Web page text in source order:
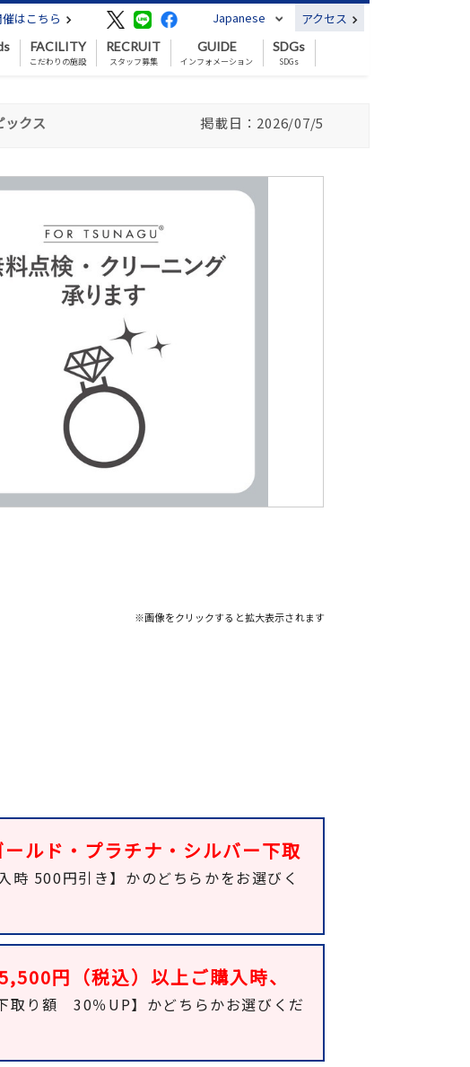
はこちら Japanese アクセス
FACILITY
こだわりの施設
RECRUIT
スタッフ募集
GUIDE
インフォメーション
SDGs
SDGs
ックス 掲載日：2026/07/5
※画像をクリックすると拡大表示されます
ールド・プラチナ・シルバー下取
500円引き】かのどちらかをお選びく
円（税込）以上ご購入時、
取り額 30％UP】かどちらかお選びくだ